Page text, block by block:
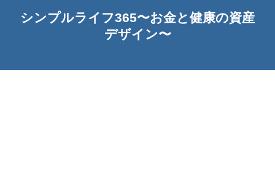
シンプルライフ365〜お金と健康の資産
デザイン〜